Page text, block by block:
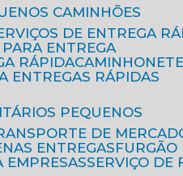
CAMINHÕES
DE ENTREGA
PARA ENTREGA
RÁPIDA
ENTREGAS RÁPIDAS
PEQUENOS
DE
ENTREGAS
EMPRESAS
SERVIÇO